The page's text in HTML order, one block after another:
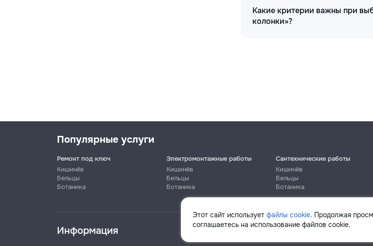
Какие критерии важны при
колонки»?
Этот сайт использует файлы cookie. Продолжая
соглашаетесь на использование файлов cookie.
Популярные услуги
Ремонт под ключ
Кишинёв
Бельцы
Ботаника
Электромонтажные работы
Кишинёв
Бельцы
Ботаника
Сантехнические работы
Кишинёв
Бельцы
Ботаника
Информация Помощь